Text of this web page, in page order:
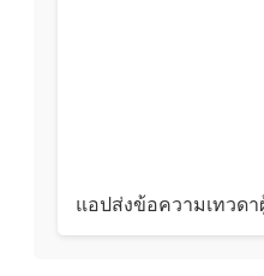
แอปส่งข้อความเทวด